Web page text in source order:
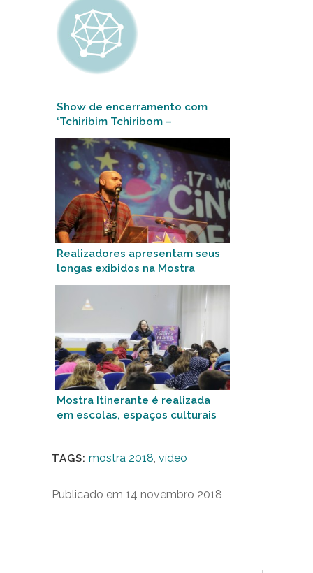
Show de encerramento com
‘Tchiribim Tchiribom –
Cantando pelo Mundo’
Realizadores apresentam seus
longas exibidos na Mostra
Mostra Itinerante é realizada
em escolas, espaços culturais
TAGS: mostra 2018, vídeo
Publicado em 14 novembro 2018